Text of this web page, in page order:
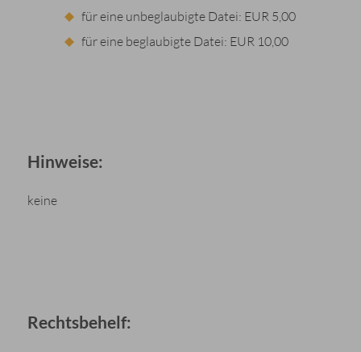
für eine unbeglaubigte Datei: EUR 5,00
für eine beglaubigte Datei: EUR 10,00
Hinweise:
keine
Rechtsbehelf: